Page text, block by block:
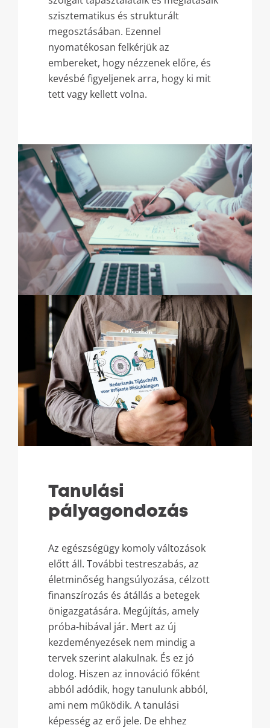
szisztematikus és strukturált
megosztásában. Ezennel
nyomatékosan felkérjük az
embereket, hogy nézzenek előre, és
kevésbé figyeljenek arra, hogy ki mit
tett vagy kellett volna.
Tanulási
pályagondozás
Az egészségügy komoly változások
előtt áll. További testreszabás, az
életminőség hangsúlyozása, célzott
finanszírozás és átállás a betegek
önigazgatására. Megújítás, amely
próba-hibával jár. Mert az új
kezdeményezések nem mindig a
tervek szerint alakulnak. És ez jó
dolog. Hiszen az innováció főként
abból adódik, hogy tanulunk abból,
ami nem működik. A tanulási
képesség az erő jele. De ehhez